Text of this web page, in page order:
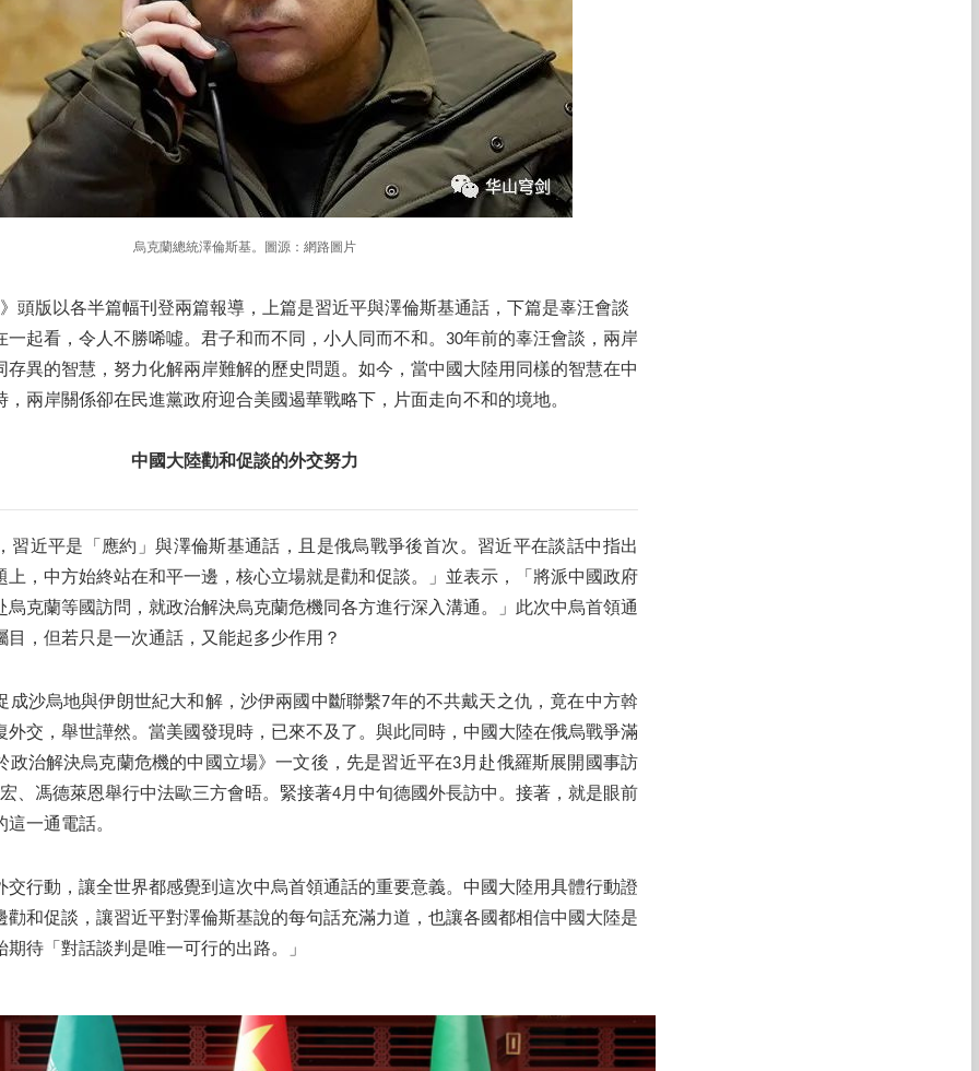
烏克蘭總統澤倫斯基。圖源：網路圖片
頭版以各半篇幅刊登兩篇報導，上篇是習近平與澤倫斯基通話，下篇是辜汪會談
一起看，令人不勝唏噓。君子和而不同，小人同而不和。30年前的辜汪會談，兩岸
存異的智慧，努力化解兩岸難解的歷史問題。如今，當中國大陸用同樣的智慧在中
，兩岸關係卻在民進黨政府迎合美國遏華戰略下，片面走向不和的境地。
中國大陸勸和促談的外交努力
習近平是「應約」與澤倫斯基通話，且是俄烏戰爭後首次。習近平在談話中指出
上，中方始終站在和平一邊，核心立場就是勸和促談。」並表示，「將派中國政府
烏克蘭等國訪問，就政治解決烏克蘭危機同各方進行深入溝通。」此次中烏首領通
目，但若只是一次通話，又能起多少作用？
成沙烏地與伊朗世紀大和解，沙伊兩國中斷聯繫7年的不共戴天之仇，竟在中方斡
外交，舉世譁然。當美國發現時，已來不及了。與此同時，中國大陸在俄烏戰爭滿
政治解決烏克蘭危機的中國立場》一文後，先是習近平在3月赴俄羅斯展開國事訪
、馮德萊恩舉行中法歐三方會晤。緊接著4月中旬德國外長訪中。接著，就是眼前
一通電話。
交行動，讓全世界都感覺到這次中烏首領通話的重要意義。中國大陸用具體行動證
勸和促談，讓習近平對澤倫斯基說的每句話充滿力道，也讓各國都相信中國大陸是
待「對話談判是唯一可行的出路。」